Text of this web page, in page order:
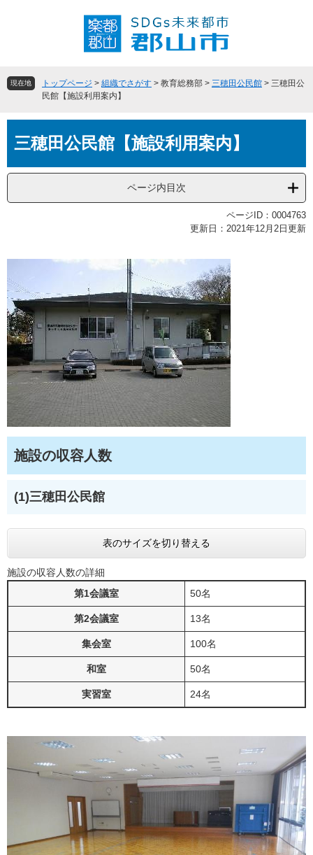
頭
飛
へ
現在地 トップページ > 組織でさがす > 教育総務部 > 三穂田公民館 > 三穂田公
民館【施設利用案内】
文三穂田公民館【施設利用案内】
ページ内目次
ページID：0004763
更新日：2021年12月2日更新
施設の収容人数
(1)三穂田公民館
表のサイズを切り替える
施設の収容人数の詳細
第1会議室
50名
第2会議室 13名
集会室 100名
和室 50名
実習室 24名